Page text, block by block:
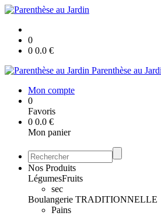
0
0 0.0 €
Parenthèse au
Mon compte
0
Favoris
0 0.0 €
Mon panier
Nos Produits
LégumesFruits
sec
Boulangerie TRADITIONNELLE
Pains